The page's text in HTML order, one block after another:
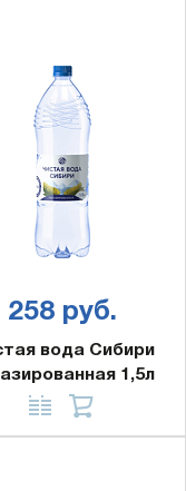
258 руб.
вода Сибири
1,5л